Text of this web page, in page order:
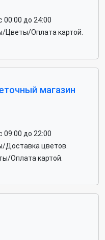
00:00 до 24:00
Цветы/Оплата картой.
магазин
09:00 до 22:00
Доставка цветов.
Оплата картой.